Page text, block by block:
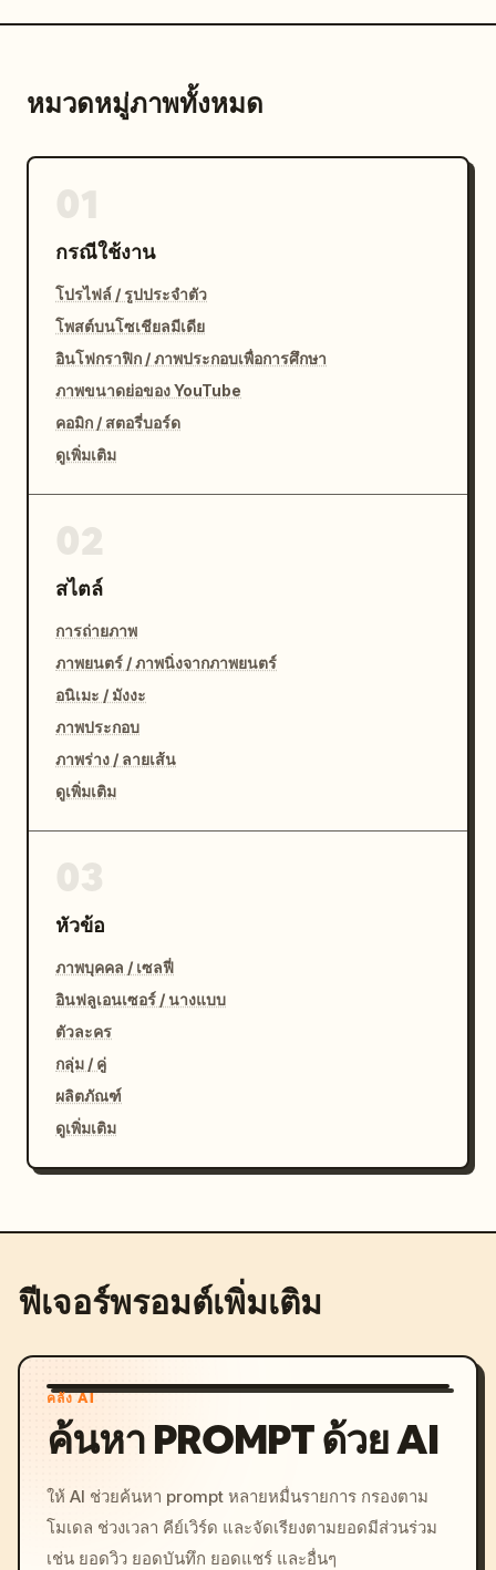
หมวดหมู่ภาพทั้งหมด
กรณีใช้งาน
โปรไฟล์ / รูปประจำตัว
โพสต์บนโซเชียลมีเดีย
อินโฟกราฟิก / ภาพประกอบเพื่อการศึกษา
ภาพขนาดย่อของ YouTube
คอมิก / สตอรี่บอร์ด
ดูเพิ่มเติม
สไตล์
การถ่ายภาพ
ภาพยนตร์ / ภาพนิ่งจากภาพยนตร์
อนิเมะ / มังงะ
ภาพประกอบ
ภาพร่าง / ลายเส้น
ดูเพิ่มเติม
หัวข้อ
ภาพบุคคล / เซลฟี่
อินฟลูเอนเซอร์ / นางแบบ
ตัวละคร
กลุ่ม / คู่
ผลิตภัณฑ์
ดูเพิ่มเติม
ฟีเจอร์พรอมต์เพิ่มเติม
คลัง AI
ค้นหา PROMPT ด้วย AI
ให้ AI ช่วยค้นหา prompt หลายหมื่นรายการ กรองตาม
โมเดล ช่วงเวลา คีย์เวิร์ด และจัดเรียงตามยอดมีส่วนร่วม
เช่น ยอดวิว ยอดบันทึก ยอดแชร์ และอื่นๆ